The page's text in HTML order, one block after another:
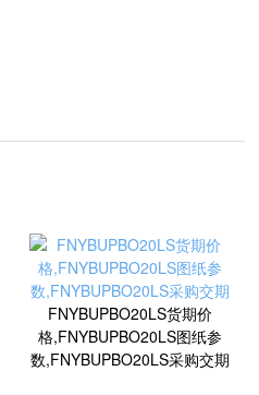
FNYBUPBO20LS货期价
格,FNYBUPBO20LS图纸参
数,FNYBUPBO20LS采购交期